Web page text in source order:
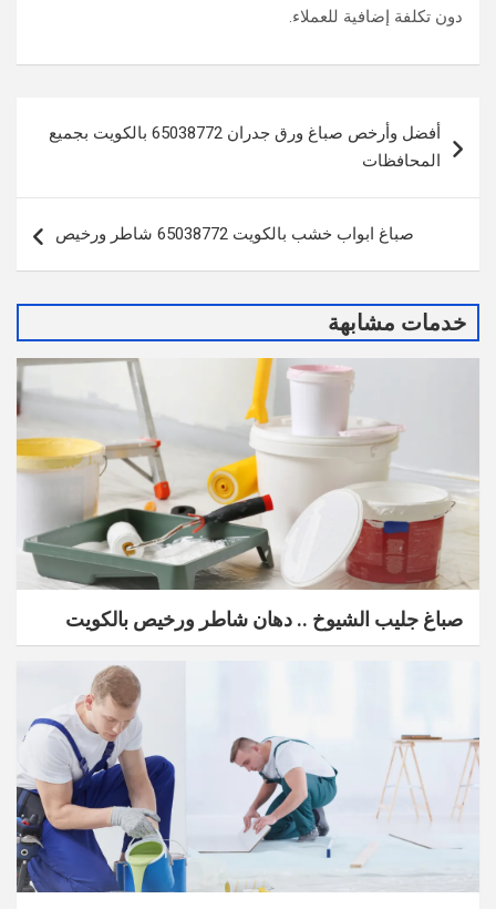
دون تكلفة إضافية للعملاء.
تصفّح
المقالات
أفضل وأرخص صباغ ورق جدران 65038772 بالكويت بجميع
المحافظات
صباغ ابواب خشب بالكويت 65038772 شاطر ورخيص
خدمات مشابهة
صباغ جليب الشيوخ .. دهان شاطر ورخيص بالكويت